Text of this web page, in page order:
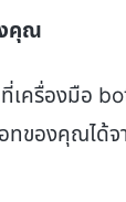
คุณ
เครื่องมือ
ของคุณได้จ